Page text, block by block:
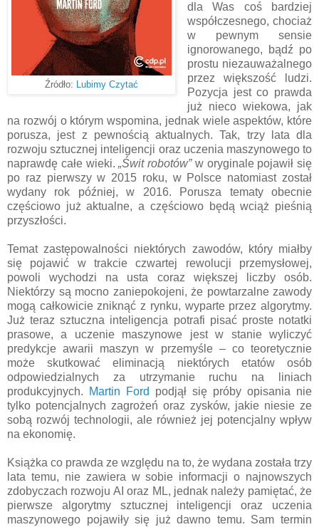
Źródło: Lubimy Czytać
dla Was coś bardziej
współczesnego, chociaż
w pewnym sensie
ignorowanego, bądź po
prostu niezauważalnego
przez większość ludzi.
Pozycja jest co prawda
już nieco wiekowa, jak
na rozwój o którym wspomina, jednak wiele aspektów, które
porusza, jest z pewnością aktualnych. Tak, trzy lata dla
rozwoju sztucznej inteligencji oraz uczenia maszynowego to
naprawdę całe wieki.„Świt robotów”w oryginale pojawił się
po raz pierwszy w 2015 roku, w Polsce natomiast został
wydany rok później, w 2016. Porusza tematy obecnie
częściowo już aktualne, a częściowo będą wciąż pieśnią
przyszłości.
Temat zastępowalności niektórych zawodów, który miałby
się pojawić w trakcie czwartej rewolucji przemysłowej,
powoli wychodzi na usta coraz większej liczby osób.
Niektórzy są mocno zaniepokojeni, że powtarzalne zawody
mogą całkowicie zniknąć z rynku, wyparte przez algorytmy.
Już teraz sztuczna inteligencja potrafi pisać proste notatki
prasowe, a uczenie maszynowe jest w stanie wyliczyć
predykcje awarii maszyn w przemyśle – co teoretycznie
może skutkować eliminacją niektórych etatów osób
odpowiedzialnych za utrzymanie ruchu na liniach
produkcyjnych.
Martin Ford
podjął się próby opisania nie
tylko potencjalnych zagrożeń oraz zysków, jakie niesie ze
sobą rozwój technologii, ale również jej potencjalny wpływ
na ekonomię.
Książka co prawda ze względu na to, że wydana została trzy
lata temu, nie zawiera w sobie informacji o najnowszych
zdobyczach rozwoju AI oraz ML, jednak należy pamiętać, że
pierwsze algorytmy sztucznej inteligencji oraz uczenia
maszynowego pojawiły się już dawno temu. Sam termin